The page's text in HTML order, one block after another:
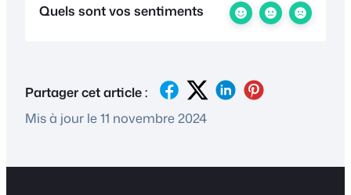
Quels sont vos sentiments
Partager cet article :
Mis à jour le 11 novembre 2024